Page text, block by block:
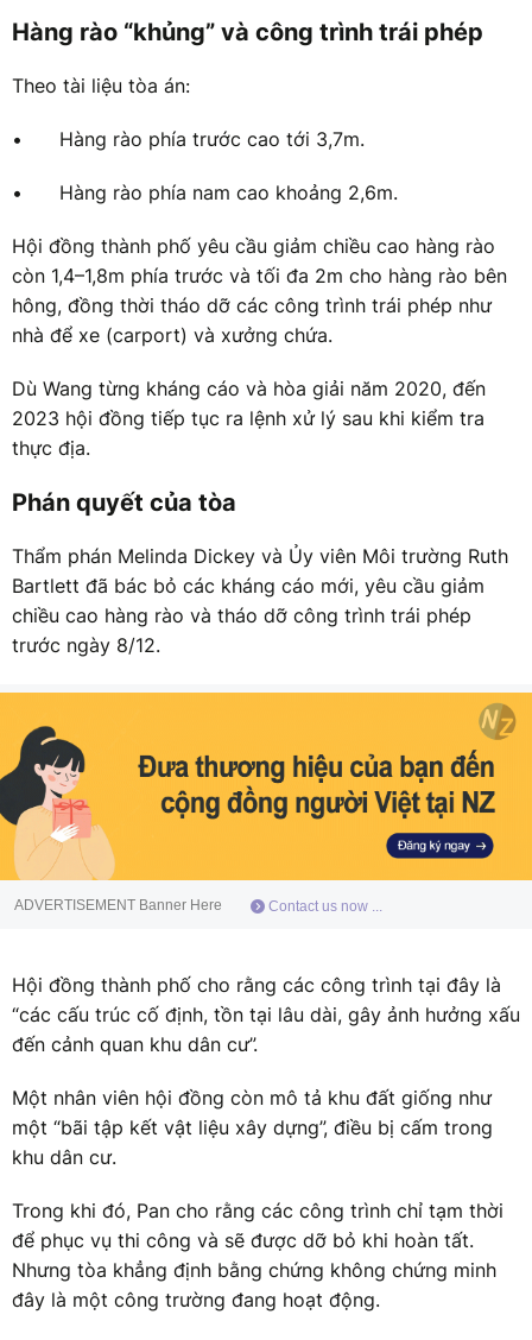
Hàng rào “khủng” và công trình trái phép
Theo tài liệu tòa án:
• Hàng rào phía trước cao tới 3,7m.
• Hàng rào phía nam cao khoảng 2,6m.
Hội đồng thành phố yêu cầu giảm chiều cao hàng rào
còn 1,4–1,8m phía trước và tối đa 2m cho hàng rào bên
hông, đồng thời tháo dỡ các công trình trái phép như
nhà để xe (carport) và xưởng chứa.
Dù Wang từng kháng cáo và hòa giải năm 2020, đến
2023 hội đồng tiếp tục ra lệnh xử lý sau khi kiểm tra
thực địa.
Phán quyết của tòa
Thẩm phán Melinda Dickey và Ủy viên Môi trường Ruth
Bartlett đã bác bỏ các kháng cáo mới, yêu cầu giảm
chiều cao hàng rào và tháo dỡ công trình trái phép
trước ngày 8/12.
ADVERTISEMENT Banner Here Contact us now ...
Hội đồng thành phố cho rằng các công trình tại đây là
“các cấu trúc cố định, tồn tại lâu dài, gây ảnh hưởng xấu
đến cảnh quan khu dân cư”.
Một nhân viên hội đồng còn mô tả khu đất giống như
một “bãi tập kết vật liệu xây dựng”, điều bị cấm trong
khu dân cư.
Trong khi đó, Pan cho rằng các công trình chỉ tạm thời
để phục vụ thi công và sẽ được dỡ bỏ khi hoàn tất.
Nhưng tòa khẳng định bằng chứng không chứng minh
đây là một công trường đang hoạt động.